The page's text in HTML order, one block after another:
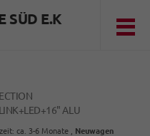
SÜD E.K
ALU
ca. 3-6 Monate , Neuwagen